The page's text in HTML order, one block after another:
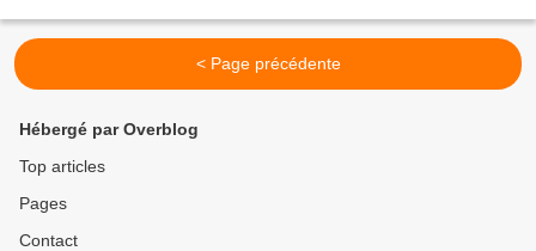
< Page précédente
Hébergé par Overblog
Top articles
Pages
Contact